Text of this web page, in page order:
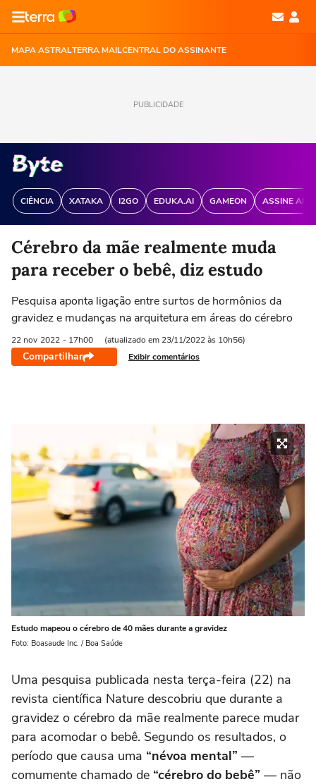
MAPA ASTRALTERRA MAILCENTRAL DO ASSINANTE
PUBLICIDADE
CIÊNCIA XATAKA I2GO EDUKA.AI GAMEON ASSINE
Cérebro da mãe realmente muda
para receber o bebê, diz estudo
Pesquisa aponta ligação entre surtos de hormônios da
gravidez e mudanças na arquitetura em áreas do cérebro
22 nov 2022 - 17h00 (atualizado em 23/11/2022 às 10h56)
Compartilhar Exibir comentários
Estudo mapeou o cérebro de 40 mães durante a gravidez
Foto: Boasaude Inc. / Boa Saúde
Uma pesquisa publicada nesta terça-feira (22) na
revista científica Nature descobriu que durante a
gravidez o cérebro da mãe realmente parece mudar
para acomodar o bebê. Segundo os resultados, o
período que causa uma “névoa mental” —
comumente chamado de “cérebro do bebê” — não